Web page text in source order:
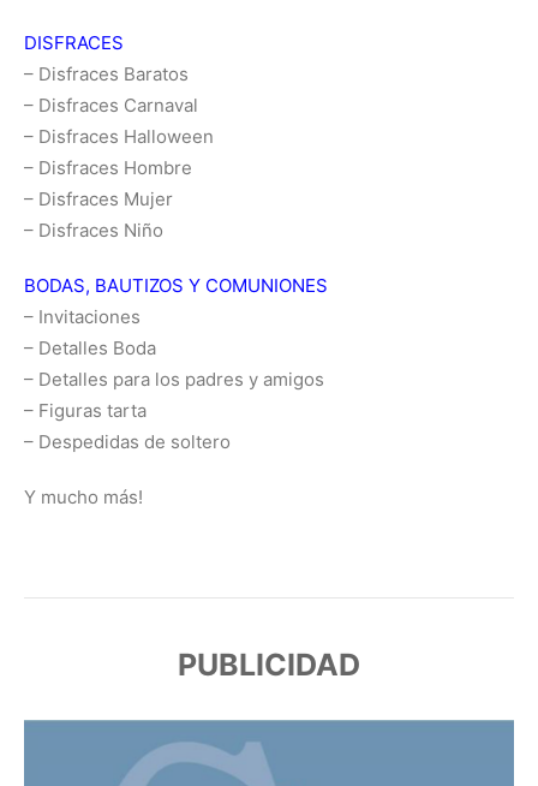
DISFRACES
– Disfraces Baratos
– Disfraces Carnaval
– Disfraces Halloween
– Disfraces Hombre
– Disfraces Mujer
– Disfraces Niño
BODAS, BAUTIZOS Y COMUNIONES
– Invitaciones
– Detalles Boda
– Detalles para los padres y amigos
– Figuras tarta
– Despedidas de soltero
Y mucho más!
PUBLICIDAD